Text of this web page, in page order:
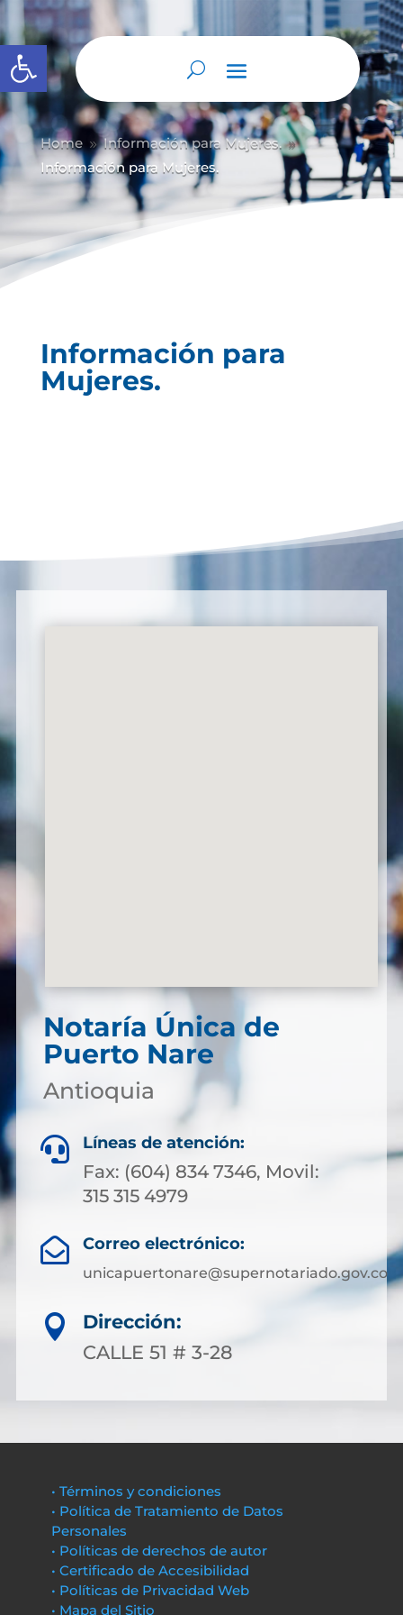
Abrir barra de herramientas
Home 9 Información para Mujeres. 9
Información para Mujeres.
Información para
Mujeres.
Notaría Única de
Puerto Nare
Antioquia
 Líneas de atención:
Fax: (604) 834 7346, Movil:
315 315 4979
 Correo electrónico:
unicapuertonare@supernotariado.gov.co

Dirección:
CALLE 51 # 3-28
• Términos y condiciones
• Política de Tratamiento de Datos
Personales
• Políticas de derechos de autor
• Certificado de Accesibilidad
• Políticas de Privacidad Web
• Mapa del Sitio